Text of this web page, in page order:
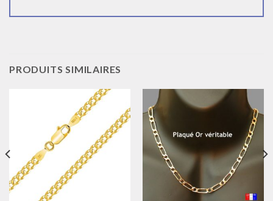
PRODUITS SIMILAIRES